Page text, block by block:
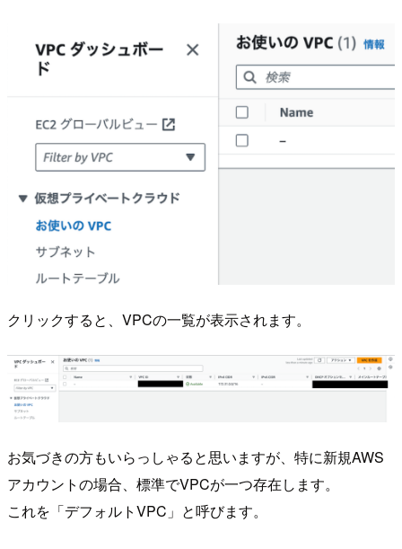
クリックすると、VPCの一覧が表示されます。
お気づきの方もいらっしゃると思いますが、特に新規AWS
アカウントの場合、標準でVPCが一つ存在します。
これを「デフォルトVPC」と呼びます。